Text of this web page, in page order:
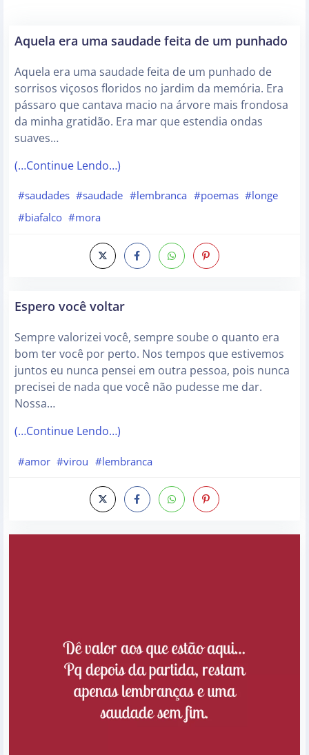
Aquela era uma saudade feita de um punhado
Aquela era uma saudade feita de um punhado de
sorrisos viçosos floridos no jardim da memória. Era
pássaro que cantava macio na árvore mais frondosa
da minha gratidão. Era mar que estendia ondas
suaves…
(…Continue Lendo…)
#saudades #saudade #lembranca #poemas #longe
#biafalco #mora
Espero você voltar
Sempre valorizei você, sempre soube o quanto era
bom ter você por perto. Nos tempos que estivemos
juntos eu nunca pensei em outra pessoa, pois nunca
precisei de nada que você não pudesse me dar.
Nossa…
(…Continue Lendo…)
#amor #virou #lembranca